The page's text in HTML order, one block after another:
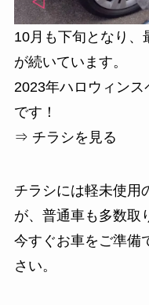
10月も下旬となり、
が続いています。
2023年ハロウィン
です！
⇒ チラシを見る
チラシには軽未使用
が、普通車も多数取
今すぐお車をご準備
さい。